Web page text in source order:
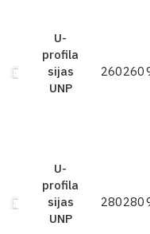
U-
profila
sijas
UNP
260260
U-
profila
sijas
UNP
280280